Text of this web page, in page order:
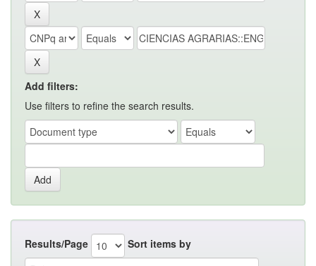
Add filters:
Use filters to refine the search results.
Results/Page Sort items by